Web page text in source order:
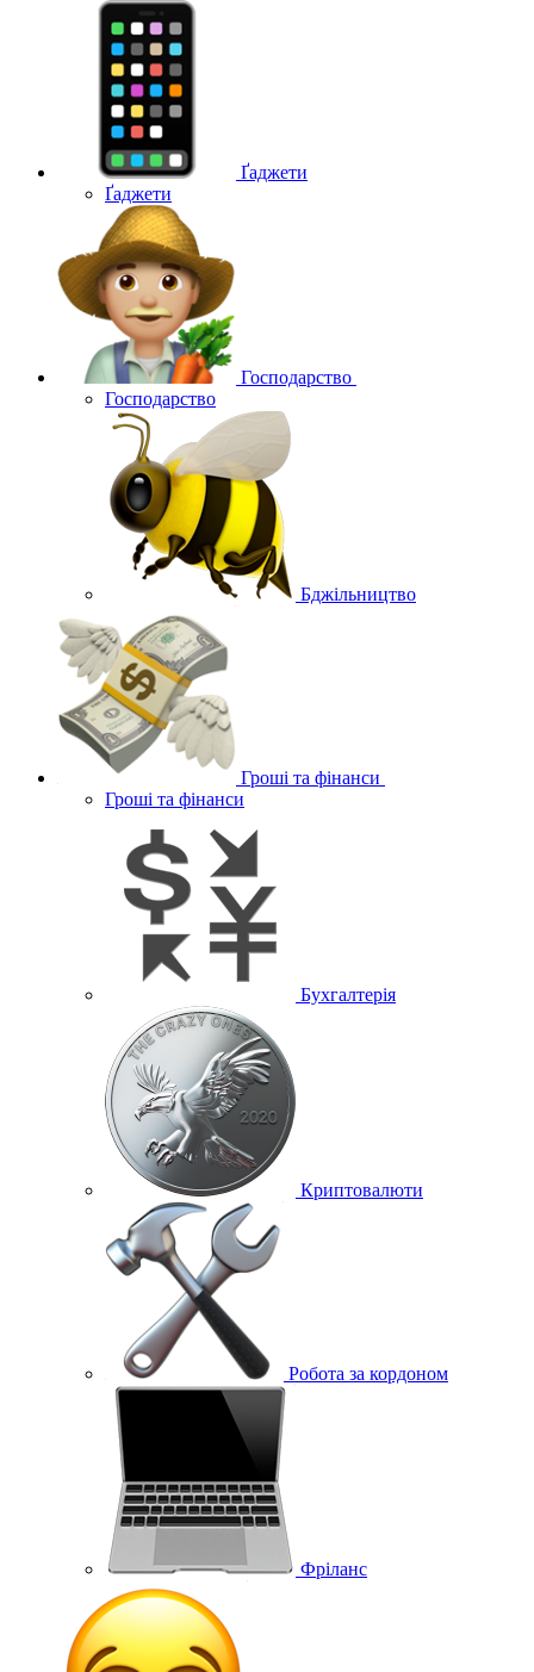
Ґаджети
Ґаджети
Господарство
Господарство
Бджільництво
Гроші та фінанси
Гроші та фінанси
Бухгалтерія
Криптовалюти
Робота за кордоном
Фріланс